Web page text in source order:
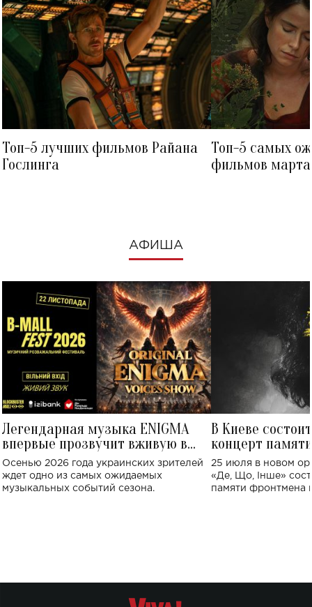
Топ-5 лучших фильмов Райана
Гослинга
Топ-5 самых
фильмов
АФИША
Легендарная музыка ENIGMA
впервые прозвучит вживую в
Украине: где состоится концерт
Осенью 2026 года украинских зрителей
ждет одно из самых ожидаемых
музыкальных событий сезона.
В Киеве
концерт
Клименко:
исполнят песни
25 июля в новом
«Де, Що, Інше»
памяти фронтмена